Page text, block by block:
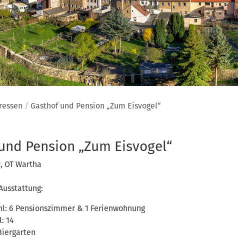
Gasthof und Pension „Zum Eisvogel“
Pension „Zum Eisvogel“
OT Wartha
6 Pensionszimmer & 1 Ferienwohnung
14